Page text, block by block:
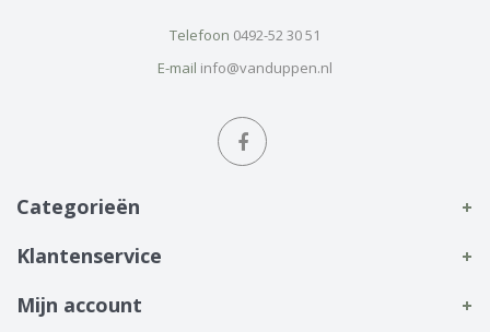
Telefoon 0492-52 30 51
E-mail info@vanduppen.nl
Categorieën
Klantenservice
Mijn account